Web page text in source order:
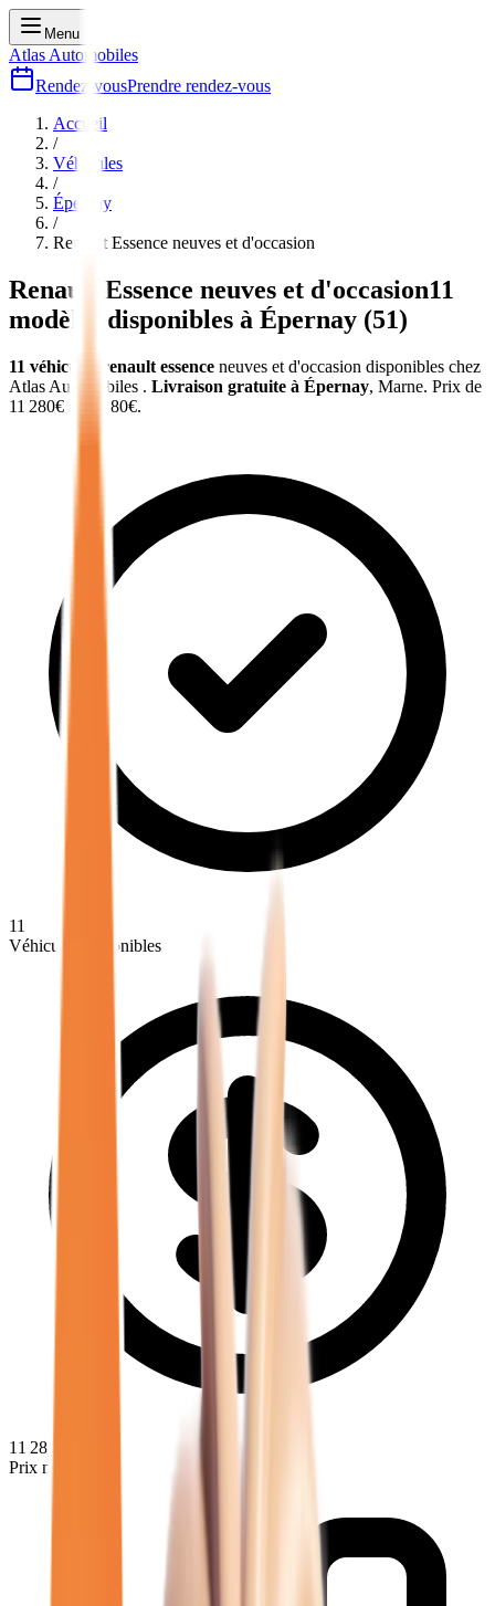
Menu
Atlas Automobiles
Rendez-vousPrendre rendez-vous
Accueil
/
Véhicules
/
Épernay
/
Renault Essence neuves et d'occasion
Renault Essence neuves et d'occasion11
modèles disponibles à Épernay (51)
11 véhicules renault essence neuves et d'occasion disponibles chez
Atlas Automobiles . Livraison gratuite à Épernay, Marne. Prix de
11 280€ à 24 180€.
11
Véhicules disponibles
11 280
Prix minimum